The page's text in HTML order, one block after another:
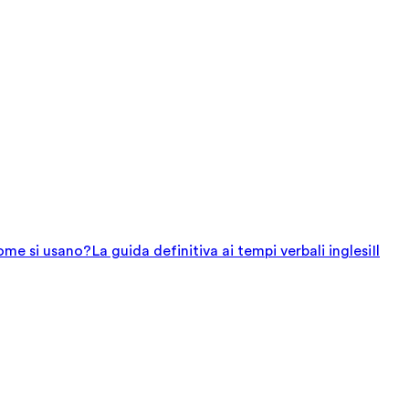
si usano?La guida definitiva ai tempi verbali inglesiIl